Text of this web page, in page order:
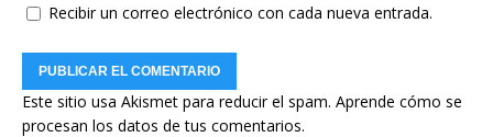
Recibir un correo electrónico con cada nueva entrada.
Este sitio usa Akismet para reducir el spam. Aprende cómo se
procesan los datos de tus comentarios.